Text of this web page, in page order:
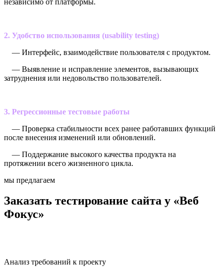
2. Удобство использования (usability testing)
— Интерфейс, взаимодействие пользователя с продуктом.
— Выявление и исправление элементов, вызывающих
затруднения или недовольство пользователей.
3. Регрессионные тестовые работы
— Проверка стабильности всех ранее работавших функций
после внесения изменений или обновлений.
— Поддержание высокого качества продукта на
протяжении всего жизненного цикла.
мы предлагаем
Заказать тестирование сайта у «Веб
Фокус»
Анализ требований к проекту